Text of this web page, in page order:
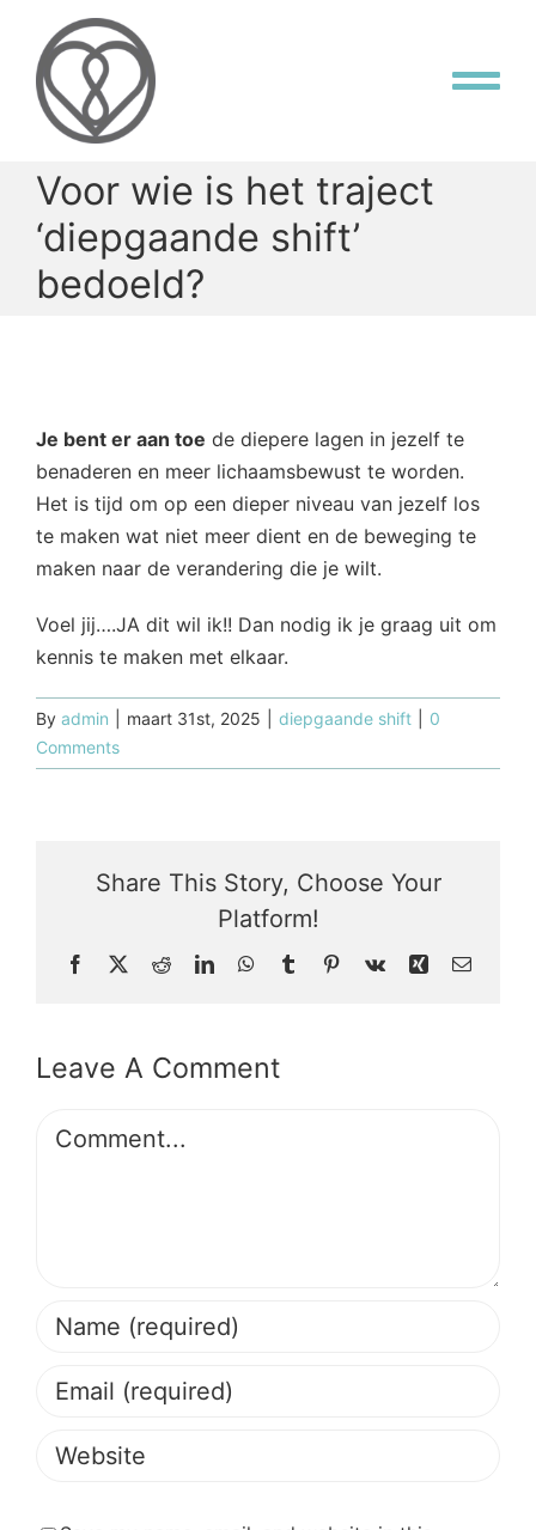
content
Flow Home
Aanbod
CONTACT
Voor wie is het traject
‘diepgaande shift’
bedoeld?
Je bent er aan toe de diepere lagen in jezelf te
benaderen en meer lichaamsbewust te worden.
Het is tijd om op een dieper niveau van jezelf los
te maken wat niet meer dient en de beweging te
maken naar de verandering die je wilt.
Voel jij….JA dit wil ik!! Dan nodig ik je graag uit om
kennis te maken met elkaar.
By admin maart 31st, 2025 diepgaande shift
0
Comments
Share This Story, Choose Your
Platform!
Facebook
X RedditLinkedInWhatsApp
TumblrPinterest
Vk Xing Email
Leave A Comment